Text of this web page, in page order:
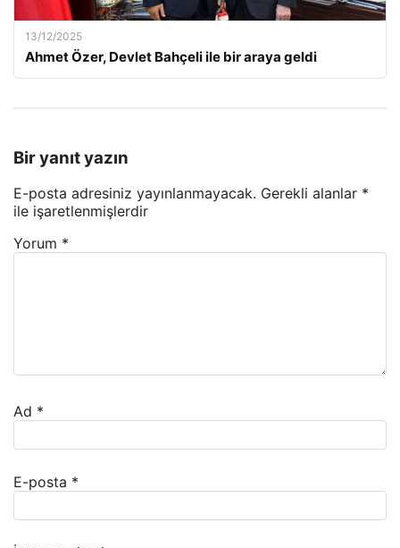
13/12/2025
Ahmet Özer, Devlet Bahçeli ile bir araya geldi
Bir yanıt yazın
E-posta adresiniz yayınlanmayacak. Gerekli alanlar *
ile işaretlenmişlerdir
Yorum *
Ad *
E-posta *